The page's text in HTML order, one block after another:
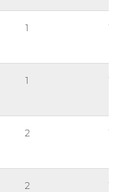
1
1
2 133
2 133